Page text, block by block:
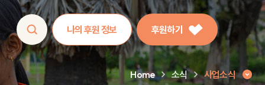
나의 후원 정보 후원하기
Home 소식 사업소식